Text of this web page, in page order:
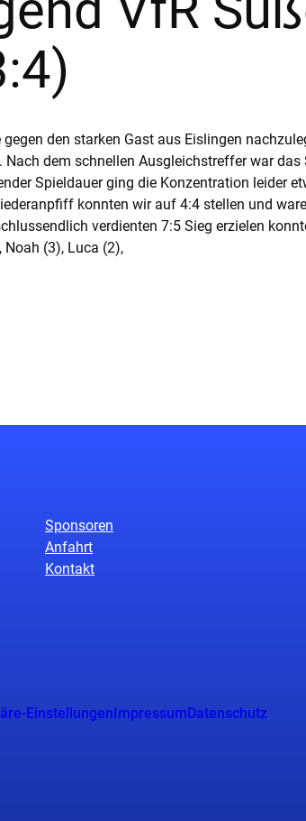
den starken Gast aus Eislingen
dem schnellen Ausgleichstreffer war
Spieldauer ging die Konzentration leider
konnten wir auf 4:4 stellen und
verdienten 7:5 Sieg erzielen
Noah (3), Luca (2),
Sponsoren
Anfahrt
Kontakt
Einstellungen Impressum Datenschutz